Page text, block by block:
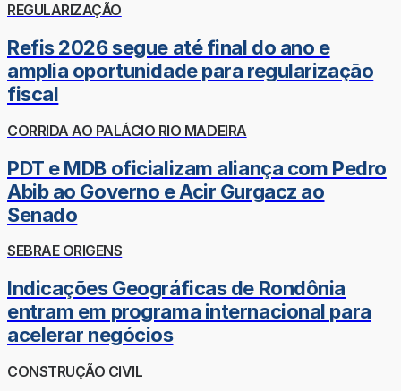
REGULARIZAÇÃO
Refis 2026 segue até final do ano e
amplia oportunidade para regularização
fiscal
CORRIDA AO PALÁCIO RIO MADEIRA
PDT e MDB oficializam aliança com Pedro
Abib ao Governo e Acir Gurgacz ao
Senado
SEBRAE ORIGENS
Indicações Geográficas de Rondônia
entram em programa internacional para
acelerar negócios
CONSTRUÇÃO CIVIL